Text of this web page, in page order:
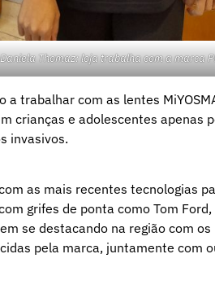
Thomaz: loja trabalha com a marca
trabalhar com as lentes
crianças e adolescentes apenas
invasivos.
as mais recentes tecnologias
grifes de ponta como Tom
se destacando na região com
pela marca, juntamente com